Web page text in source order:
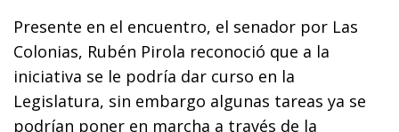
Presente en el encuentro, el senador por Las
Colonias, Rubén Pirola reconoció que a la
iniciativa se le podría dar curso en la
Legislatura, sin embargo algunas tareas ya se
podrían poner en marcha a través de la